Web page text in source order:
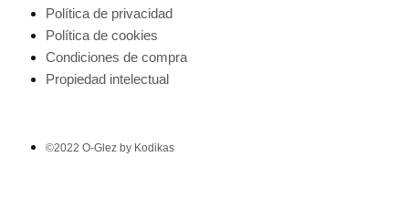
Política de privacidad
Política de cookies
Condiciones de compra
Propiedad intelectual
©2022 O-Glez by Kodikas